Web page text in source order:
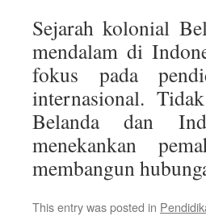
Sejarah kolonial
mendalam di
fokus pada
internasional.
Belanda dan
menekankan
membangun
This entry was posted in